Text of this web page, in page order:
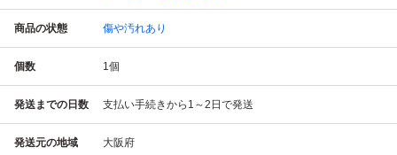
商品の状態 傷や汚れあり
個数 1個
発送までの日数 支払い手続きから1～2日で発送
発送元の地域 大阪府